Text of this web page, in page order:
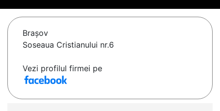
Braşov
Soseaua Cristianului nr.6
Vezi profilul firmei pe